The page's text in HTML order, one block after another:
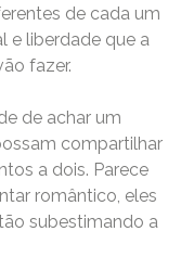
de cada um
e liberdade que a
fazer.
de achar um
compartilhar
a dois. Parece
romântico, eles
subestimando a